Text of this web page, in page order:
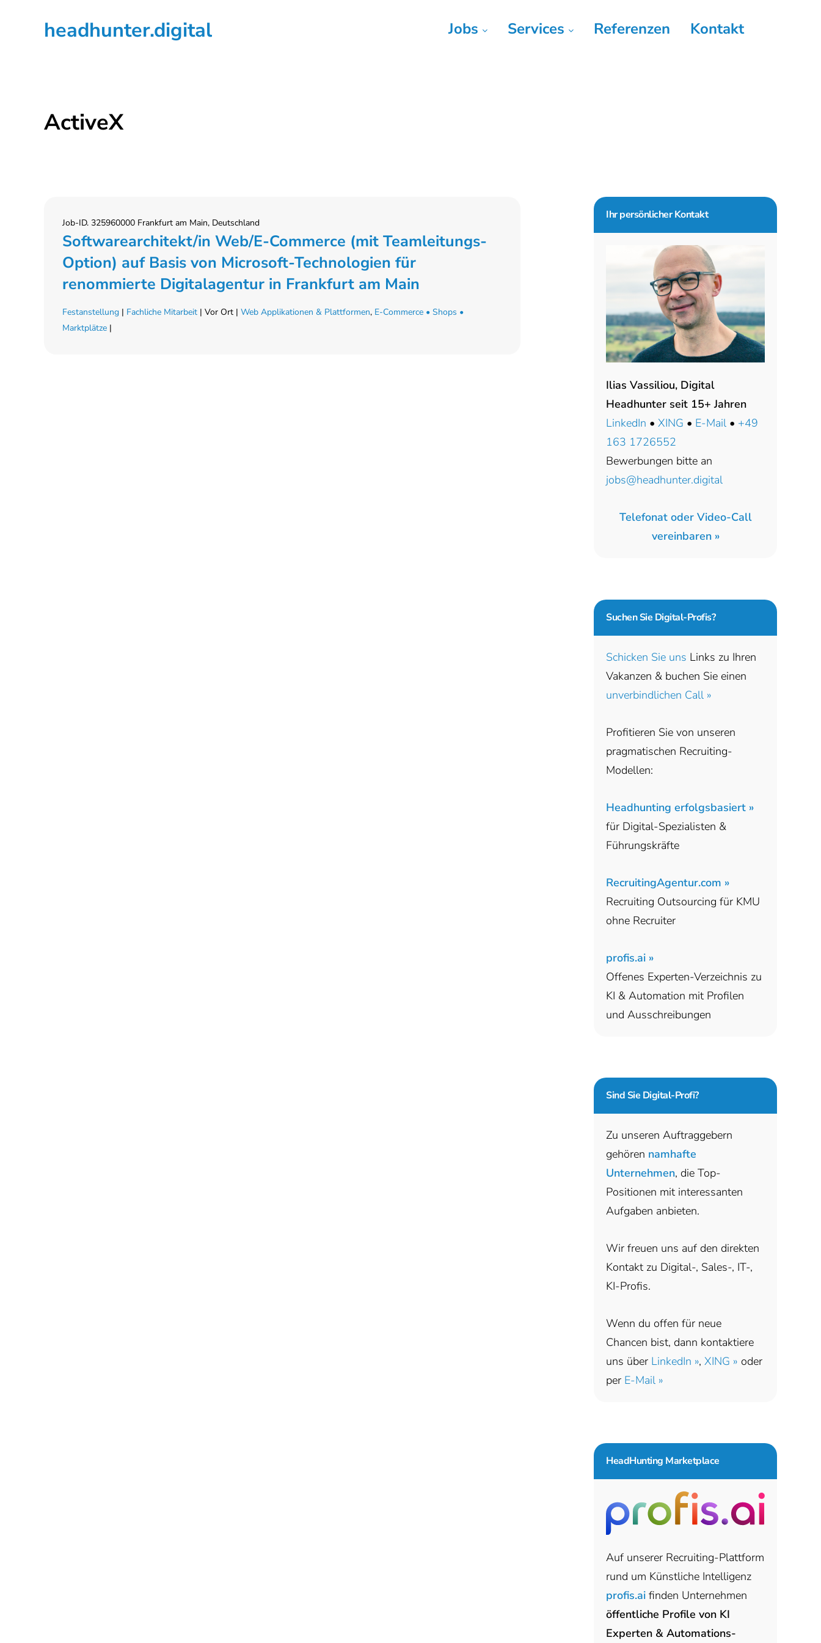
Hauptnavigation
Seitenspalteheadhunter.digital Jobs Services Referenzen Kontakt
ActiveX
Job-ID. 325960000 Frankfurt am Main, Deutschland
Softwarearchitekt/in Web/E-Commerce (mit Teamleitungs-
Option) auf Basis von Microsoft-Technologien für
renommierte Digitalagentur in Frankfurt am Main
Festanstellung | Fachliche Mitarbeit | Vor Ort | Web Applikationen & Plattformen, E-Commerce • Shops •
Marktplätze |
Seitenspalte
Ihr persönlicher Kontakt
Ilias Vassiliou, Digital
Headhunter seit 15+ Jahren
LinkedIn • XING • E-Mail • +49
163 1726552
Bewerbungen bitte an
jobs@headhunter.digital
Telefonat oder Video-Call
vereinbaren »
Suchen Sie Digital-Profis?
Schicken Sie uns Links zu Ihren
Vakanzen & buchen Sie einen
unverbindlichen Call »
Profitieren Sie von unseren
pragmatischen Recruiting-
Modellen:
Headhunting erfolgsbasiert »
für Digital-Spezialisten &
Führungskräfte
RecruitingAgentur.com »
Recruiting Outsourcing für KMU
ohne Recruiter
profis.ai »
Offenes Experten-Verzeichnis zu
KI & Automation mit Profilen
und Ausschreibungen
Sind Sie Digital-Profi?
Zu unseren Auftraggebern
gehören namhafte
Unternehmen, die Top-
Positionen mit interessanten
Aufgaben anbieten.
Wir freuen uns auf den direkten
Kontakt zu Digital-, Sales-, IT-,
KI-Profis.
Wenn du offen für neue
Chancen bist, dann kontaktiere
uns über LinkedIn », XING » oder
per E-Mail »
HeadHunting Marketplace
Auf unserer Recruiting-Plattform
rund um Künstliche Intelligenz
profis.ai finden Unternehmen
öffentliche Profile von KI
Experten & Automations-